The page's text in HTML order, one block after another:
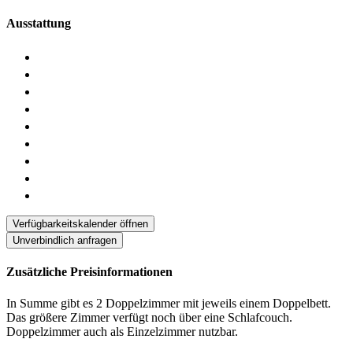
Ausstattung
Verfügbarkeitskalender öffnen
Unverbindlich anfragen
Zusätzliche Preisinformationen
In Summe gibt es 2 Doppelzimmer mit jeweils einem Doppelbett.
Das größere Zimmer verfügt noch über eine Schlafcouch.
Doppelzimmer auch als Einzelzimmer nutzbar.